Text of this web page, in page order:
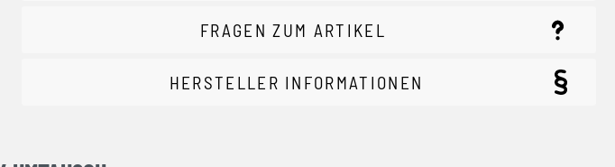
FRAGEN ZUM ARTIKEL
HERSTELLER INFORMATIONEN